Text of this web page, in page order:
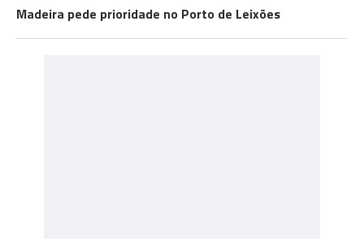
Madeira pede prioridade no Porto de Leixões